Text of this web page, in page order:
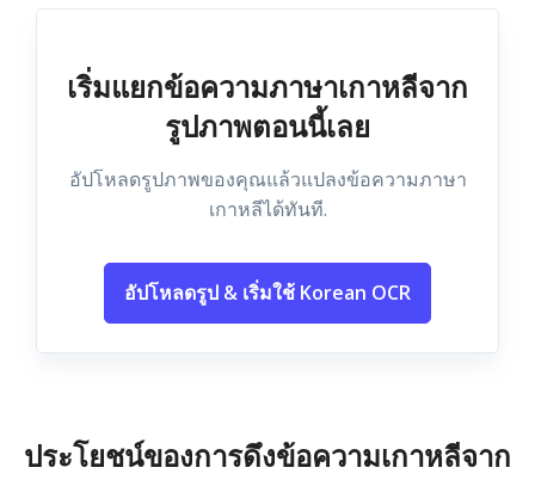
เริ่มแยกข้อความภาษาเกาหลีจาก
รูปภาพตอนนี้เลย
อัปโหลดรูปภาพของคุณแล้วแปลงข้อความภาษา
เกาหลีได้ทันที.
อัปโหลดรูป & เริ่มใช้ Korean OCR
ประโยชน์ของการดึงข้อความเกาหลีจาก